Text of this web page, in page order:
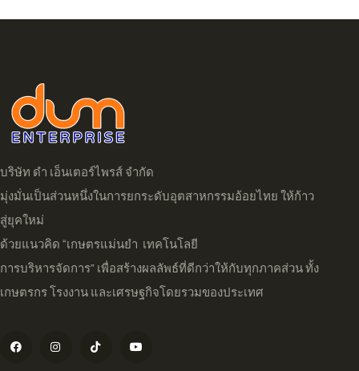
บริษัท ดำ เอ็นเตอร์ไพรส์ จำกัด
มุ่งมั่นเป็นส่วนหนึ่งในการยกระดับอุตสาหกรรมอ้อยไทย ให้ก้าว
สู่ยุคใหม่
ด้วยแนวคิด “เกษตรแม่นยำ เทคโนโลยี
การบริหารจัดการ” เพื่อสร้างผลลัพธ์ที่ดีกว่าให้กับทุกภาคส่วน ทั้ง
เกษตรกร โรงงาน และเศรษฐกิจโดยรวมของประเทศ